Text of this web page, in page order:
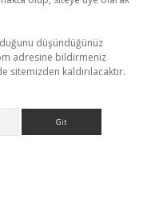
düşündüğünüz
adresine bildirmeniz
sitemizden kaldırılacaktır.